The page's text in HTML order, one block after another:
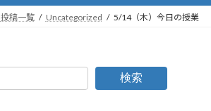
投稿一覧 Uncategorized 5/14（木）今日の授業
検索